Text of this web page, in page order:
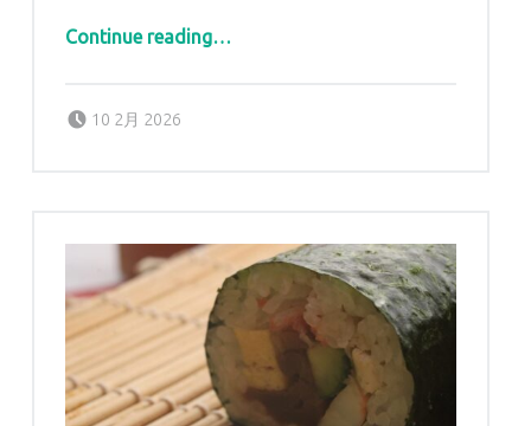
Continue reading“２月１１日建国記念日は営業致します。”
…
10 2月 2026